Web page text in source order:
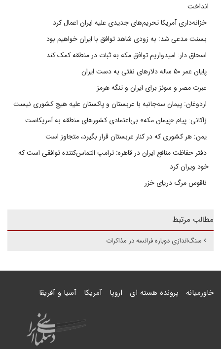
انداخت
خزانه‌داری آمریکا تحریم‌های جدیدی علیه ایران اعمال کرد
بسنت مدعی شد: به زودی شاهد توافق با ایران خواهیم بود
اسحاق دار: امیدواریم توافق مکه به ثبات در منطقه کمک کند
پایان عمر ۵۰ ساله دلارهای نفتی به دست ایران
عبرت مصر و سوئز برای ایران و تنگه هرمز
اردوغان: پیمان سه‌جانبه با عربستان و پاکستان علیه هیچ کشوری نیست
زاکانی: پیام «پیمان مکه» بی‌اعتمادی کشورهای منطقه به آمریکاست
یمن: هر کشوری که در کنار عربستان قرار بگیرد، متجاوز است
دفتر حفاظت منافع ایران در قاهره: ترامپ التماس‌کننده توافقی است که
خود ویران کرد
ناقوس مرگ دریای خزر
مطالب مرتبط
سنگ‌اندازی دوباره فرانسه در مذاکرات
خاورمیانه پرونده هسته ای اروپا آمریکا آسیا و آفریقا